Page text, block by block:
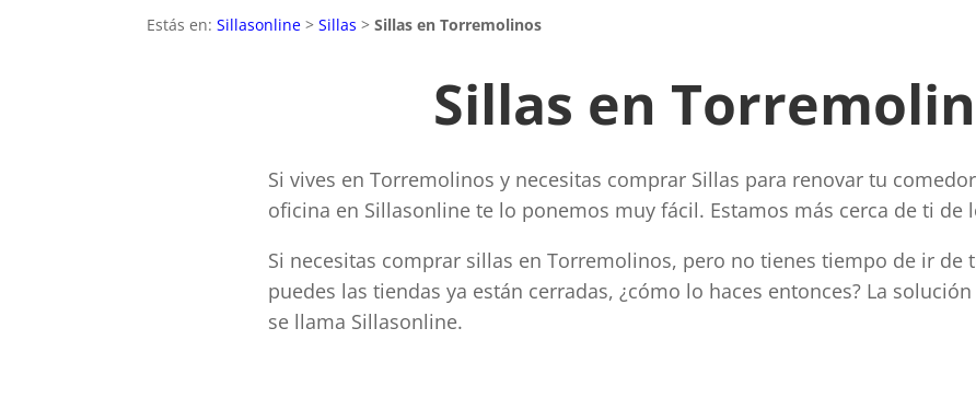
Estás en:Sillasonline >Sillas >Sillas en Torremolinos
Sillas en
Si vives en Torremolinos y necesitas comprar Sillas para renovar tu
oficina en Sillasonline te lo ponemos muy fácil. Estamos más cerca de ti de
Si necesitas comprar sillas en Torremolinos, pero no tienes tiempo de ir de
puedes las tiendas ya están cerradas, ¿cómo lo haces entonces? La
se llama Sillasonline.